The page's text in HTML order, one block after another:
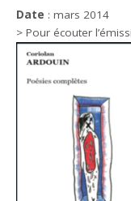
Date : mars 2014
> Pour écouter